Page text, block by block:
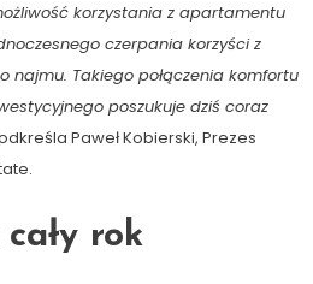
korzystania z apartamentu
czerpania korzyści z
najmu. Takiego połączenia komfortu
poszukuje dziś coraz
Paweł Kobierski, Prezes
rok